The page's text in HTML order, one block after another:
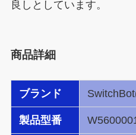
良しとしています。
商品詳細
ブランド
製品型番